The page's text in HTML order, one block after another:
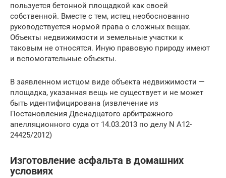
пользуется бетонной площадкой как своей
собственной. Вместе с тем, истец необоснованно
руководствуется нормой права о сложных вещах.
Объекты недвижимости и земельные участки к
таковым не относятся. Иную правовую природу имеют
и вспомогательные объекты.
В заявленном истцом виде объекта недвижимости —
площадка, указанная вещь не существует и не может
быть идентифицирована (извлечение из
Постановления Двенадцатого арбитражного
апелляционного суда от 14.03.2013 по делу N А12-
24425/2012)
Изготовление асфальта в домашних
условиях